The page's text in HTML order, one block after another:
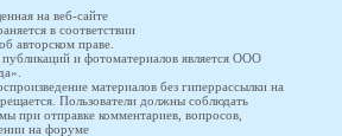
на веб-сайте
в соответствии
авторском праве.
публикаций и фотоматериалов является ООО
материалов без гиперрассылки на
Пользователи должны соблюдать
при отправке комментариев, вопросов,
на форуме